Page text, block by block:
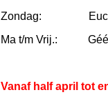
Zondag:
Ma t/m Vrij.:
Vanaf half april tot